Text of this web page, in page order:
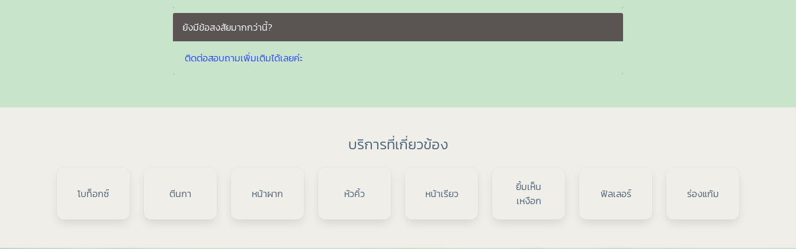
ยังมีข้อสงสัยมากกว่านี้?
ติดต่อสอบถามเพิ่มเติมได้เลยค่ะ
บริการที่เกี่ยวข้อง
โบท็อกซ์ ตีนกา หน้าผาก หัวคิ้ว หน้าเรียว
ยิ้มเห็น
เหงือก
ฟิลเลอร์ ร่องแก้ม